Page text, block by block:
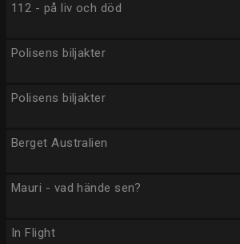
112 - på liv och död
Polisens biljakter
Polisens biljakter
Berget Australien
Mauri - vad hände sen?
In Flight